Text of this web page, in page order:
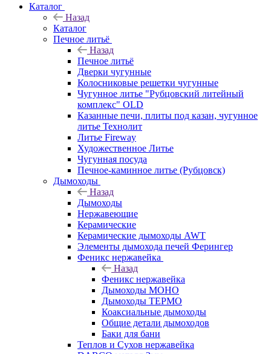
Каталог
Назад
Каталог
Печное литьё
Назад
Печное литьё
Дверки чугунные
Колосниковые решетки чугунные
Чугунное литье "Рубцовский литейный
комплекс" OLD
Казанные печи, плиты под казан, чугунное
литье Технолит
Литье Fireway
Художественное Литье
Чугунная посуда
Печное-каминное литье (Рубцовск)
Дымоходы
Назад
Дымоходы
Нержавеющие
Керамические
Керамические дымоходы AWT
Элементы дымохода печей Ферингер
Феникс нержавейка
Назад
Феникс нержавейка
Дымоходы МОНО
Дымоходы ТЕРМО
Коаксиальные дымоходы
Общие детали дымоходов
Баки для бани
Теплов и Сухов нержавейка